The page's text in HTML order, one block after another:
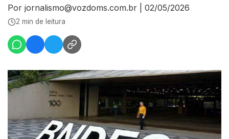
Por jornalismo@vozdoms.com.br 02/05/2026
2 min de leitura